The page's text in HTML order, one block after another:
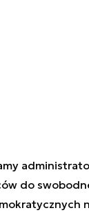
do